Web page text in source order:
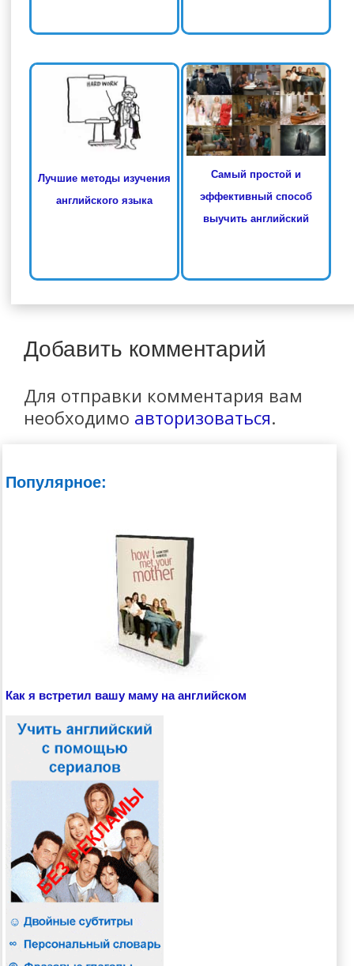
Лучшие методы изучения
английского языка
Самый простой и
эффективный способ
выучить английский
Добавить комментарий
Для отправки комментария вам
необходимо авторизоваться.
Популярное:
Как я встретил вашу маму на английском